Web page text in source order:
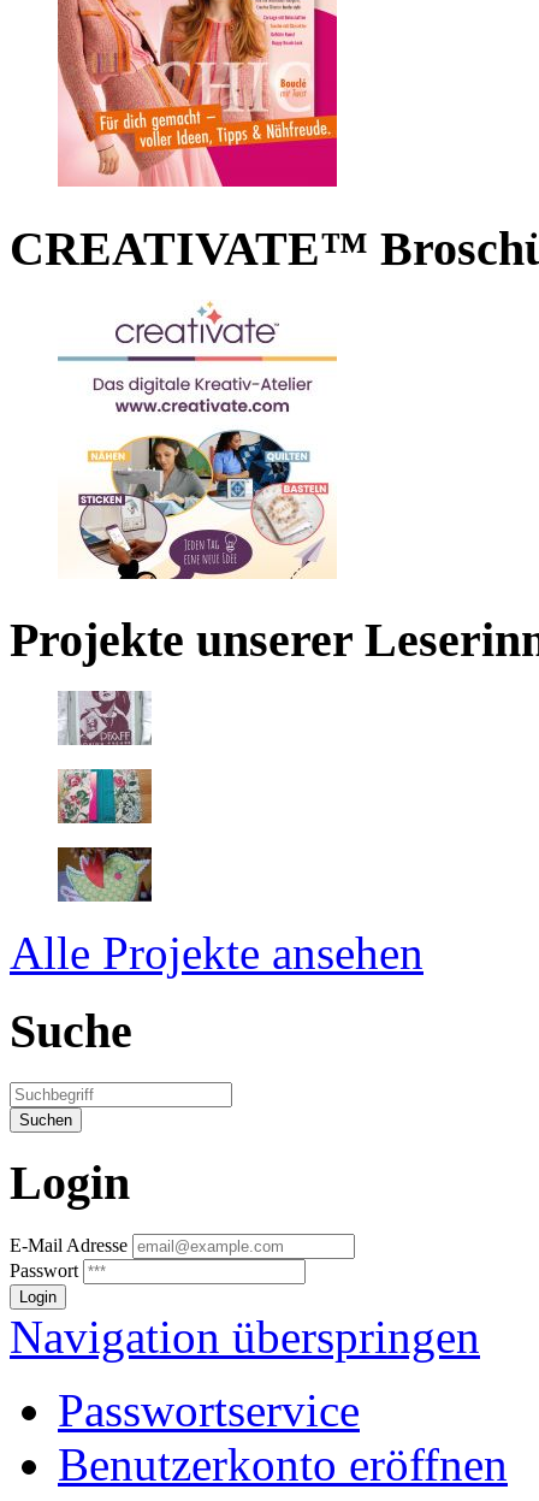
CREATIVATE™
Projekte unserer
Alle Projekte ansehen
Suche
Login
E-Mail Adresse
Passwort
Navigation überspringen
Passwortservice
Benutzerkonto eröffnen